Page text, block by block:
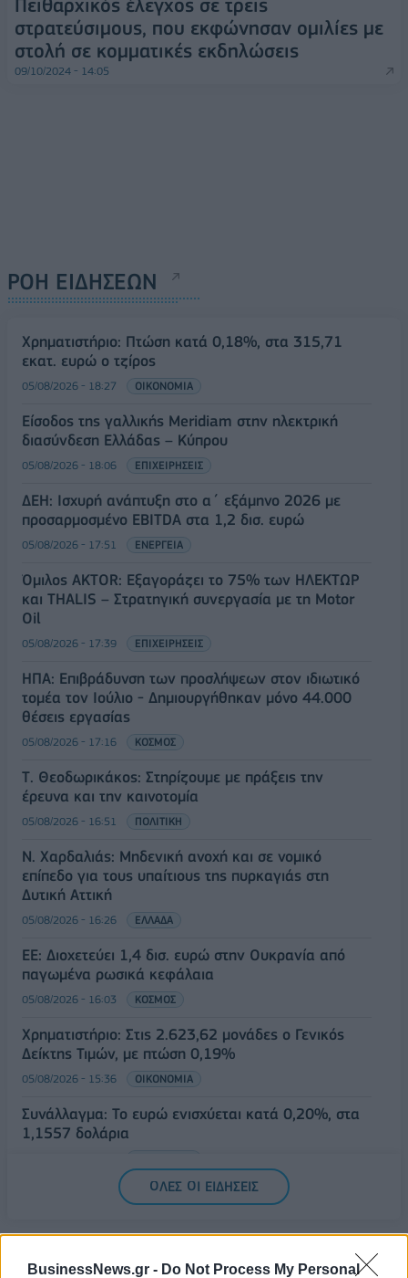
BusinessNews.gr - Do Not Process My Personal
Πειθαρχικός έλεγχος σε τρεις
στρατεύσιμους, που εκφώνησαν ομιλίες με
στολή σε κομματικές εκδηλώσεις
09/10/2024 - 14:05
ΡΟΗ ΕΙΔΗΣΕΩΝ
Χρηματιστήριο: Πτώση κατά 0,18%, στα 315,71
εκατ. ευρώ ο τζίρος
05/08/2026 - 18:27 ΟΙΚΟΝΟΜΙΑ
Είσοδος της γαλλικής Meridiam στην ηλεκτρική
διασύνδεση Ελλάδας – Κύπρου
05/08/2026 - 18:06 ΕΠΙΧΕΙΡΗΣΕΙΣ
ΔΕΗ: Ισχυρή ανάπτυξη στο α΄ εξάμηνο 2026 με
προσαρμοσμένο EBITDA στα 1,2 δισ. ευρώ
05/08/2026 - 17:51 ΕΝΕΡΓΕΙΑ
Όμιλος AKTOR: Εξαγοράζει το 75% των ΗΛΕΚΤΩΡ
και THALIS – Στρατηγική συνεργασία με τη Motor
Oil
05/08/2026 - 17:39 ΕΠΙΧΕΙΡΗΣΕΙΣ
ΗΠΑ: Επιβράδυνση των προσλήψεων στον ιδιωτικό
τομέα τον Ιούλιο - Δημιουργήθηκαν μόνο 44.000
θέσεις εργασίας
05/08/2026 - 17:16 ΚΟΣΜΟΣ
Τ. Θεοδωρικάκος: Στηρίζουμε με πράξεις την
έρευνα και την καινοτομία
05/08/2026 - 16:51 ΠΟΛΙΤΙΚΗ
Ν. Χαρδαλιάς: Μηδενική ανοχή και σε νομικό
επίπεδο για τους υπαίτιους της πυρκαγιάς στη
Δυτική Αττική
05/08/2026 - 16:26 ΕΛΛΑΔΑ
ΕΕ: Διοχετεύει 1,4 δισ. ευρώ στην Ουκρανία από
παγωμένα ρωσικά κεφάλαια
05/08/2026 - 16:03 ΚΟΣΜΟΣ
Χρηματιστήριο: Στις 2.623,62 μονάδες ο Γενικός
Δείκτης Τιμών, με πτώση 0,19%
05/08/2026 - 15:36 ΟΙΚΟΝΟΜΙΑ
Συνάλλαγμα: Το ευρώ ενισχύεται κατά 0,20%, στα
1,1557 δολάρια
ΟΛΕΣ ΟΙ ΕΙΔΗΣΕΙΣ